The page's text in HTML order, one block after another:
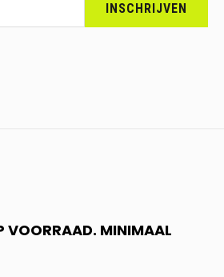
INSCHRIJVEN
VOORRAAD. MINIMAAL